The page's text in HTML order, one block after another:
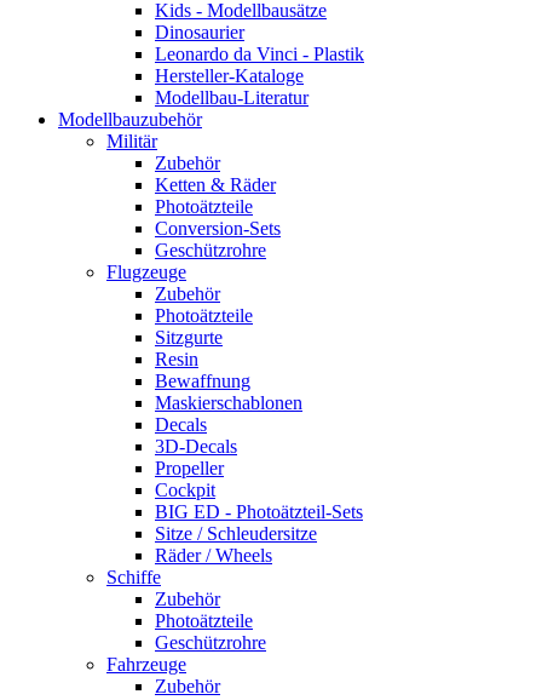
Kids - Modellbausätze
Dinosaurier
Leonardo da Vinci - Plastik
Hersteller-Kataloge
Modellbau-Literatur
Modellbauzubehör
Militär
Zubehör
Ketten & Räder
Photoätzteile
Conversion-Sets
Geschützrohre
Flugzeuge
Zubehör
Photoätzteile
Sitzgurte
Resin
Bewaffnung
Maskierschablonen
Decals
3D-Decals
Propeller
Cockpit
BIG ED - Photoätzteil-Sets
Sitze / Schleudersitze
Räder / Wheels
Schiffe
Zubehör
Photoätzteile
Geschützrohre
Fahrzeuge
Zubehör